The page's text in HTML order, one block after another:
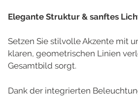
Elegante Struktur & sanftes
Setzen Sie stilvolle Akzente mit
klaren, geometrischen Linien
Gesamtbild sorgt.
Dank der integrierten